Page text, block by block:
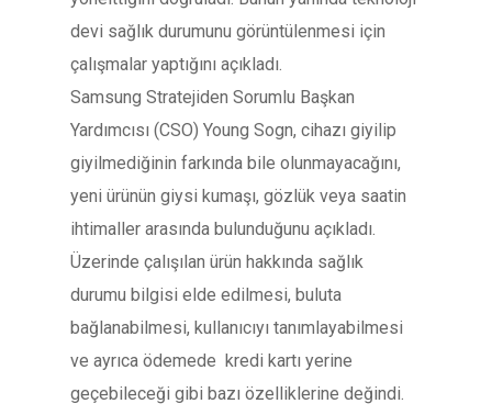
devi sağlık durumunu görüntülenmesi için
çalışmalar yaptığını açıkladı.
Samsung Stratejiden Sorumlu Başkan
Yardımcısı (CSO) Young Sogn, cihazı giyilip
giyilmediğinin farkında bile olunmayacağını,
yeni ürünün giysi kumaşı, gözlük veya saatin
ihtimaller arasında bulunduğunu açıkladı.
Üzerinde çalışılan ürün hakkında sağlık
durumu bilgisi elde edilmesi, buluta
bağlanabilmesi, kullanıcıyı tanımlayabilmesi
ve ayrıca ödemede kredi kartı yerine
geçebileceği gibi bazı özelliklerine değindi.